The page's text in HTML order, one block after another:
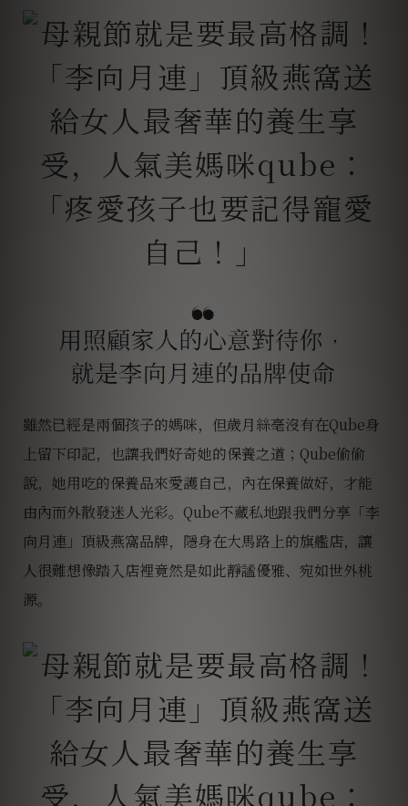
雖然已經是兩個孩子的媽咪，但歲月絲毫沒有在Qube身
上留下印記，也讓我們好奇她的保養之道；Qube偷偷
說，她用吃的保養品來愛護自己，內在保養做好，才能
由內而外散發迷人光彩。Qube不藏私地跟我們分享「李
向月連」頂級燕窩品牌，隱身在大馬路上的旗艦店，讓
人很難想像踏入店裡竟然是如此靜謐優雅、宛如世外桃
源。